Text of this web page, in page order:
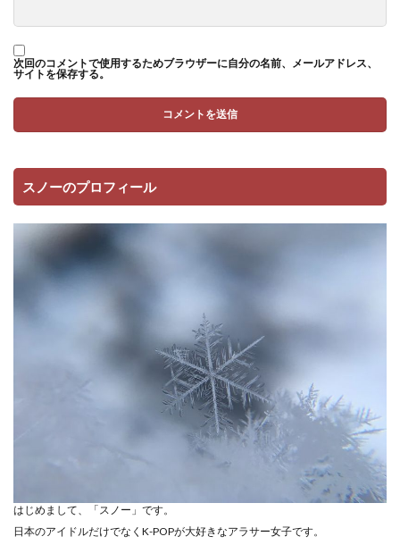
次回のコメントで使用するためブラウザーに自分の名前、メールアドレス、
サイトを保存する。
スノーのプロフィール
はじめまして、「スノー」です。
日本のアイドルだけでなくK-POPが大好きなアラサー女子です。